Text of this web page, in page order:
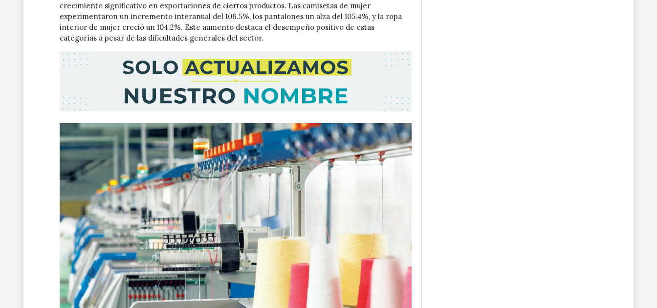
crecimiento significativo en exportaciones de ciertos productos. Las camisetas de mujer
experimentaron un incremento interanual del 106.5%, los pantalones un alza del 105.4%, y la ropa
interior de mujer creció un 104.2%. Este aumento destaca el desempeño positivo de estas
categorías a pesar de las dificultades generales del sector.